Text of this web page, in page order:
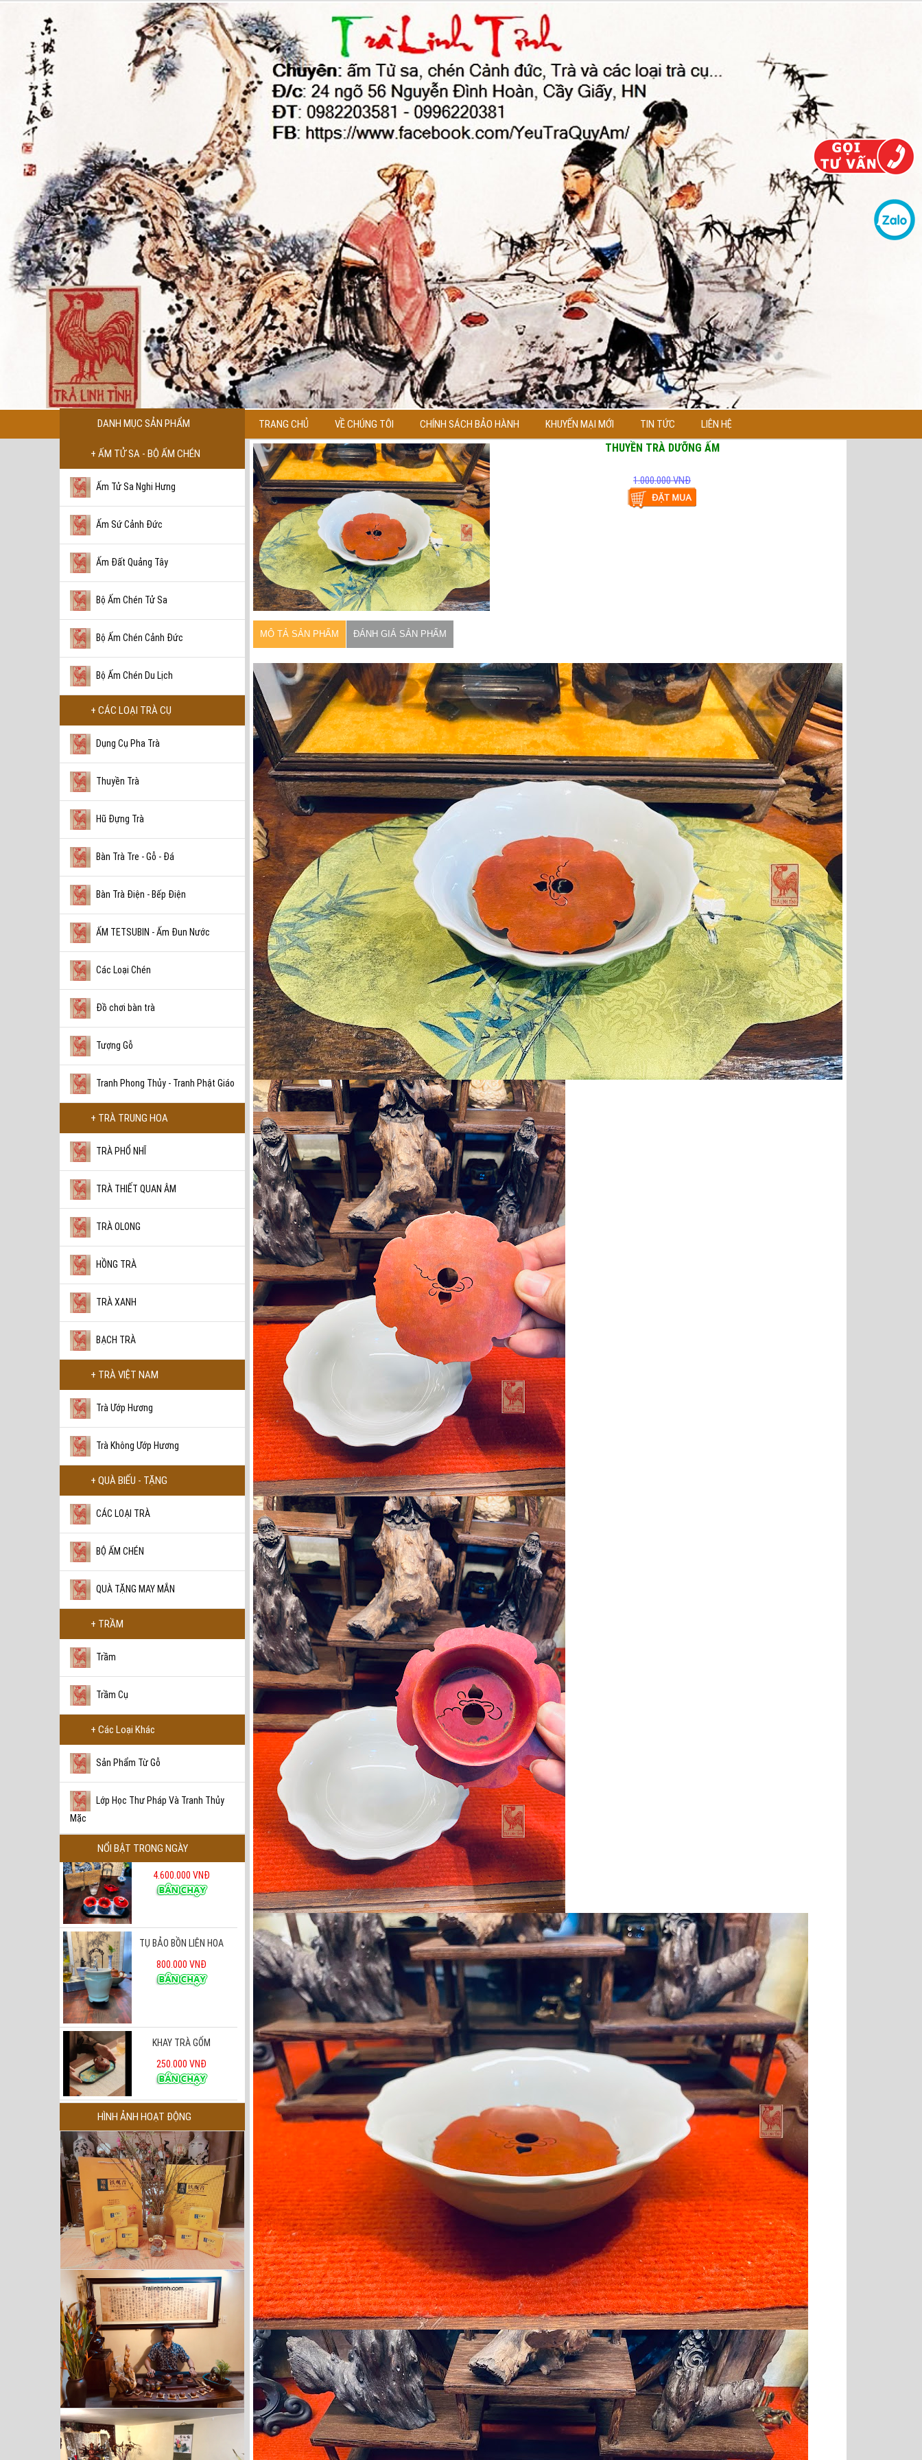
TRANG CHỦ VỀ CHÚNG TÔI CHÍNH SÁCH BẢO HÀNH KHUYẾN MẠI MỚI TIN TỨC LIÊN HỆ
DANH MỤC SẢN PHẨM
+ ẤM TỬ SA - BỘ ẤM CHÉN
Ấm Tử Sa Nghi Hưng
Ấm Sứ Cảnh Đức
Ấm Đất Quảng Tây
Bộ Ấm Chén Tử Sa
Bộ Ấm Chén Cảnh Đức
Bộ Ấm Chén Du Lịch
+ CÁC LOẠI TRÀ CỤ
Dụng Cụ Pha Trà
Thuyền Trà
Hũ Đựng Trà
Bàn Trà Tre - Gỗ - Đá
Bàn Trà Điện - Bếp Điện
ẤM TETSUBIN - Ấm Đun Nước
Các Loại Chén
Đồ chơi bàn trà
Tượng Gỗ
Tranh Phong Thủy - Tranh Phật Giáo
+ TRÀ TRUNG HOA
TRÀ PHỔ NHĨ
TRÀ THIẾT QUAN ÂM
TRÀ OLONG
HỒNG TRÀ
TRÀ XANH
BẠCH TRÀ
+ TRÀ VIỆT NAM
Trà Ướp Hương
Trà Không Ướp Hương
+ QUÀ BIẾU - TẶNG
CÁC LOẠI TRÀ
BỘ ẤM CHÉN
QUÀ TẶNG MAY MẮN
+ TRẦM
Trầm
Trầm Cụ
+ Các Loại Khác
Sản Phẩm Từ Gỗ
Lớp Học Thư Pháp Và Tranh Thủy
Mặc
NỔI BẬT TRONG NGÀY
1.200.000 VNĐ
BĂNG
BỘ TRÀ DU LỊCH QUÝ TỘC
4.600.000 VNĐ
TỤ BẢO BỒN LIÊN HOA
800.000 VNĐ
KHAY TRÀ GỐM
250.000 VNĐ
ư Hương Đỏ Cố Cung
450.000 VNĐ
HÌNH ẢNH HOẠT ĐỘNG
THUYỀN TRÀ DƯỠNG ẤM
1.000.000 VNĐ
MÔ TẢ SẢN PHẨM ĐÁNH GIÁ SẢN PHẨM